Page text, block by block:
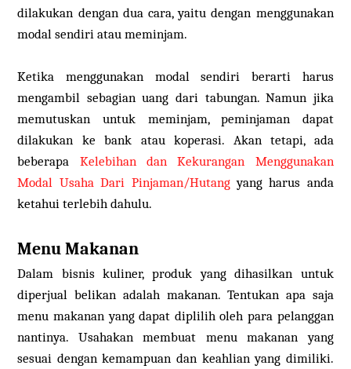
dilakukan dengan dua cara, yaitu dengan menggunakan
modal sendiri atau meminjam.
Ketika menggunakan modal sendiri berarti harus
mengambil sebagian uang dari tabungan. Namun jika
memutuskan untuk meminjam, peminjaman dapat
dilakukan ke bank atau koperasi. Akan tetapi, ada
beberapa Kelebihan dan Kekurangan Menggunakan
Modal Usaha Dari Pinjaman/Hutangyang harus anda
ketahui terlebih dahulu.
Menu Makanan
Dalam bisnis kuliner, produk yang dihasilkan untuk
diperjual belikan adalah makanan. Tentukan apa saja
menu makanan yang dapat diplilih oleh para pelanggan
nantinya. Usahakan membuat menu makanan yang
sesuai dengan kemampuan dan keahlian yang dimiliki.